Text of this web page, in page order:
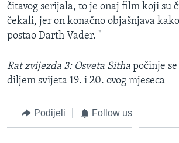
čitavog serijala, to je onaj film koji su
čekali, jer on konačno objašnjava
postao Darth Vader. "
Rat zvijezda 3: Osveta Sitha počinje
diljem svijeta 19. i 20. ovog mjeseca
Podijeli Follow us